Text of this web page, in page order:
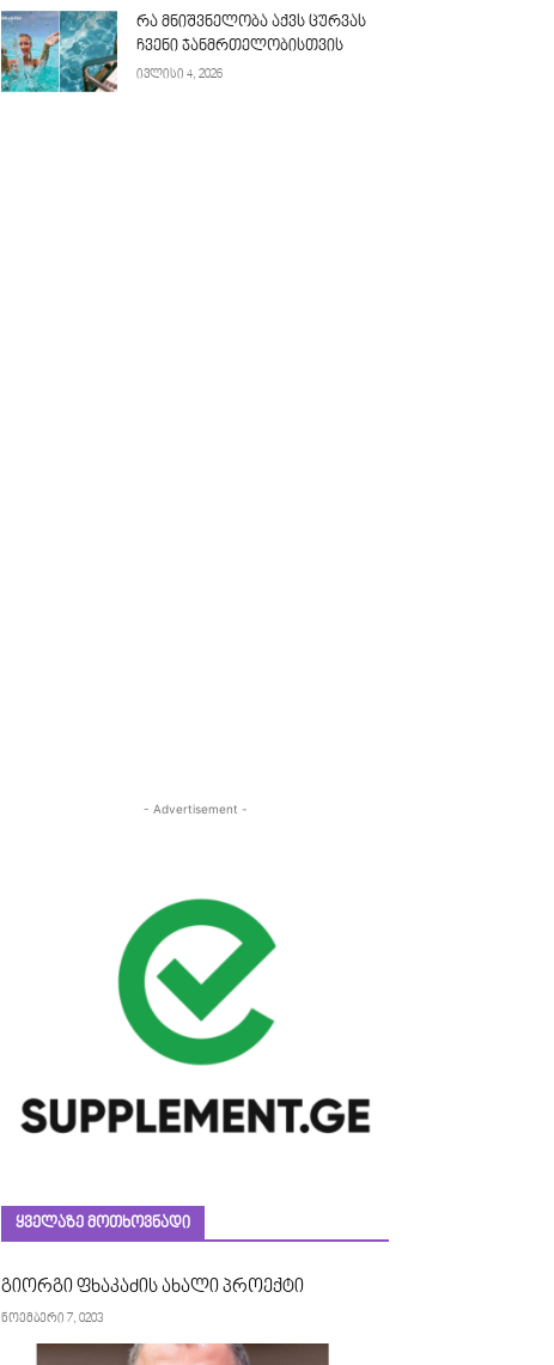
რა მნიშვნელობა აქვს ცურვას
ჩვენი ჯანმრთელობისთვის
ივლისი 4, 2026
- Advertisement -
ᲧᲕᲔᲚᲐᲖᲔ ᲛᲝᲗᲮᲝᲕᲜᲐᲓᲘ
გიორგი ფხაკაძის ახალი პროექტი
ნოემბერი 7, 0203